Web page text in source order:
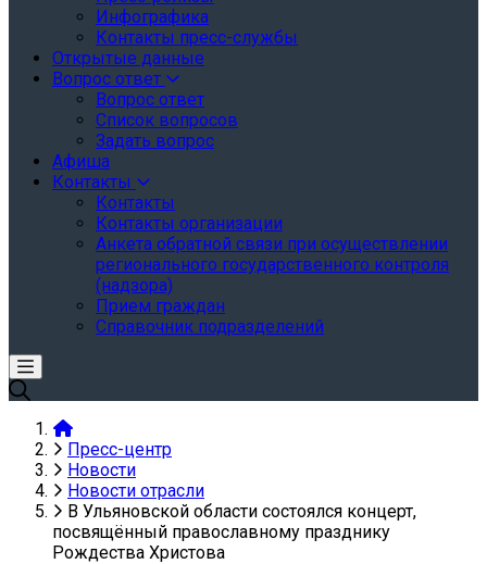
Инфографика
Контакты пресс-службы
Открытые данные
Вопрос ответ
Вопрос ответ
Список вопросов
Задать вопрос
Афиша
Контакты
Контакты
Контакты организации
Анкета обратной связи при осуществлении
регионального государственного контроля
(надзора)
Прием граждан
Справочник подразделений
Пресс-центр
Новости
Новости отрасли
В Ульяновской области состоялся концерт,
посвящённый православному празднику
Рождества Христова